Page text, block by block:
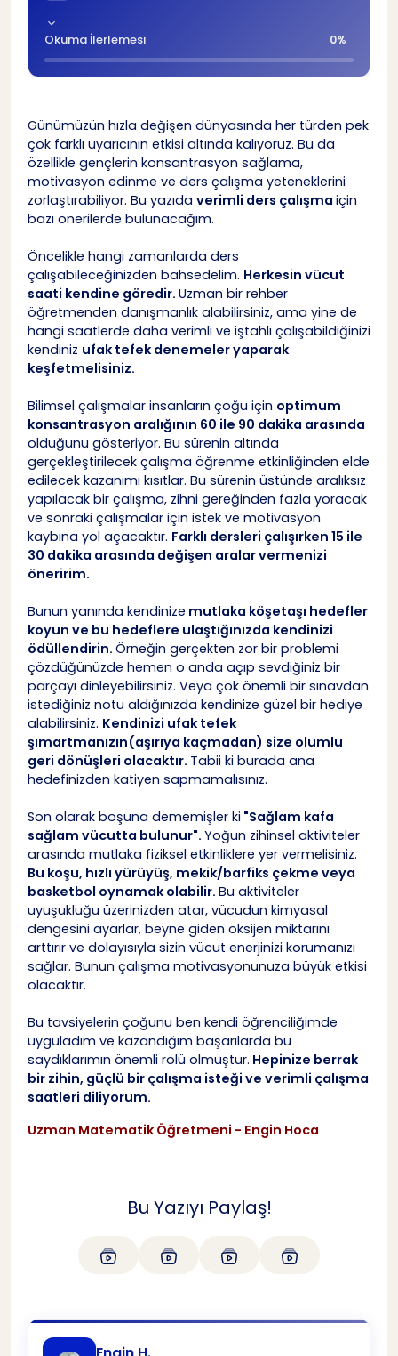
Okuma İlerlemesi 0%
Tahmini 2 dakikalık okuma
Günümüzün hızla değişen dünyasında her türden pek
çok farklı uyarıcının etkisi altında kalıyoruz. Bu da
özellikle gençlerin konsantrasyon sağlama,
motivasyon edinme ve ders çalışma yeteneklerini
zorlaştırabiliyor. Bu yazıda verimli ders çalışma için
bazı önerilerde bulunacağım.
Öncelikle hangi zamanlarda ders
çalışabileceğinizden bahsedelim. Herkesin vücut
saati kendine göredir. Uzman bir rehber
öğretmenden danışmanlık alabilirsiniz, ama yine de
hangi saatlerde daha verimli ve iştahlı çalışabildiğinizi
kendiniz ufak tefek denemeler yaparak
keşfetmelisiniz.
Bilimsel çalışmalar insanların çoğu için optimum
konsantrasyon aralığının 60 ile 90 dakika arasında
olduğunu gösteriyor. Bu sürenin altında
gerçekleştirilecek çalışma öğrenme etkinliğinden elde
edilecek kazanımı kısıtlar. Bu sürenin üstünde aralıksız
yapılacak bir çalışma, zihni gereğinden fazla yoracak
ve sonraki çalışmalar için istek ve motivasyon
kaybına yol açacaktır. Farklı dersleri çalışırken 15 ile
30 dakika arasında değişen aralar vermenizi
öneririm.
Bunun yanında kendinize mutlaka köşetaşı hedefler
koyun ve bu hedeflere ulaştığınızda kendinizi
ödüllendirin. Örneğin gerçekten zor bir problemi
çözdüğünüzde hemen o anda açıp sevdiğiniz bir
parçayı dinleyebilirsiniz. Veya çok önemli bir sınavdan
istediğiniz notu aldığınızda kendinize güzel bir hediye
alabilirsiniz. Kendinizi ufak tefek
şımartmanızın(aşırıya kaçmadan) size olumlu
geri dönüşleri olacaktır. Tabii ki burada ana
hedefinizden katiyen sapmamalısınız.
Son olarak boşuna dememişler ki "Sağlam kafa
sağlam vücutta bulunur". Yoğun zihinsel aktiviteler
arasında mutlaka fiziksel etkinliklere yer vermelisiniz.
Bu koşu, hızlı yürüyüş, mekik/barfiks çekme veya
basketbol oynamak olabilir. Bu aktiviteler
uyuşukluğu üzerinizden atar, vücudun kimyasal
dengesini ayarlar, beyne giden oksijen miktarını
arttırır ve dolayısıyla sizin vücut enerjinizi korumanızı
sağlar. Bunun çalışma motivasyonunuza büyük etkisi
olacaktır.
Bu tavsiyelerin çoğunu ben kendi öğrenciliğimde
uyguladım ve kazandığım başarılarda bu
saydıklarımın önemli rolü olmuştur. Hepinize berrak
bir zihin, güçlü bir çalışma isteği ve verimli çalışma
saatleri diliyorum.
Uzman Matematik Öğretmeni - Engin Hoca
Bu Yazıyı Paylaş!